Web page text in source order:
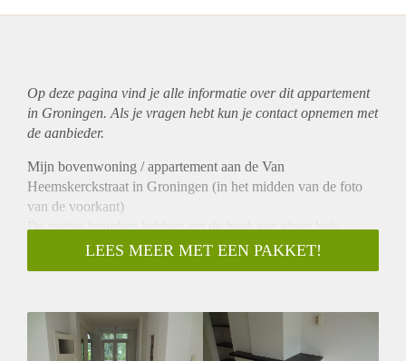
Op deze pagina vind je alle informatie over ditappartement
in Groningen. Als je vragen hebt kun je contact opnemen met
de aanbieder.
Mijn bovenwoning / appartement aan de Van
Heemskerckstraat in Groningen (in het midden van de foto
van de voorkant)
De vorige huurders hebben om de hoek een eigen huis
gekocht omdat de buurt goed bevalt.
Ben jij hun opvolger?
- een ruime, lichte bovenwoning in de Zeeheldenbuurt, aan
de zuidkant van het stadscentrum, +/- 90 m2
LEES MEER MET EEN PAKKET!